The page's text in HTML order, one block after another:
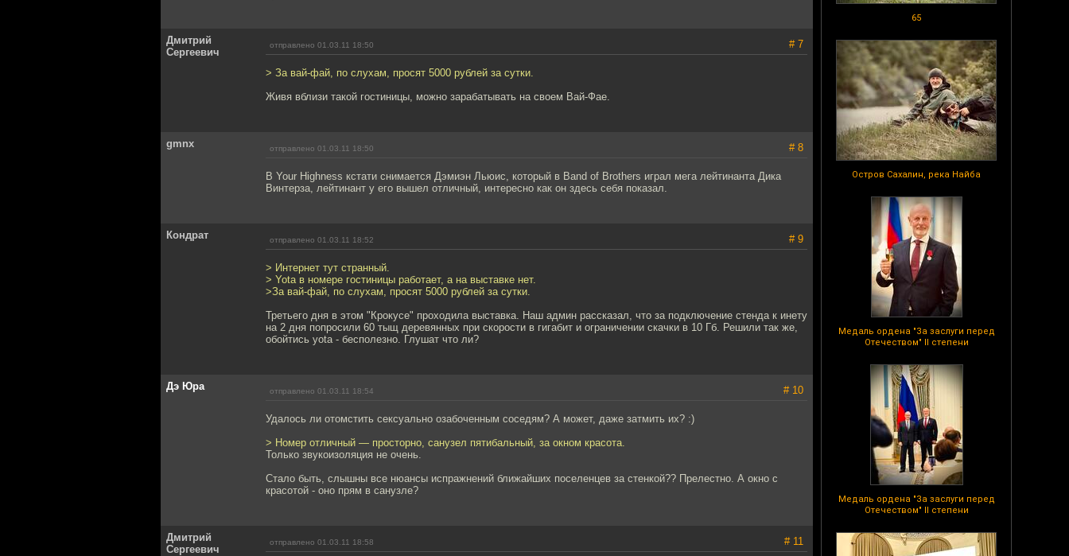
65
Остров Сахалин, река Найба
Медаль ордена "За заслуги перед
Отечеством" II степени
Медаль ордена "За заслуги перед
Отечеством" II степени
Дмитрий
Сергеевич
отправлено 01.03.11 18:50 # 7
> За вай-фай, по слухам, просят 5000 рублей за сутки.
Живя вблизи такой гостиницы, можно зарабатывать на своем Вай-Фае.
gmnx отправлено 01.03.11 18:50 # 8
В Your Highness кстати снимается Дэмиэн Льюис, который в Band of Brothers играл мега лейтинанта Дика
Винтерза, лейтинант у его вышел отличный, интересно как он здесь себя показал.
Кондрат отправлено 01.03.11 18:52 # 9
> Интернет тут странный.
> Yota в номере гостиницы работает, а на выставке нет.
>За вай-фай, по слухам, просят 5000 рублей за сутки.
Третьего дня в этом "Крокусе" проходила выставка. Наш админ рассказал, что за подключение стенда к инету
на 2 дня попросили 60 тыщ деревянных при скорости в гигабит и ограничении скачки в 10 Гб. Решили так же,
обойтись yota - бесполезно. Глушат что ли?
Дэ Юра отправлено 01.03.11 18:54 # 10
Удалось ли отомстить сексуально озабоченным соседям? А может, даже затмить их? :)
> Номер отличный — просторно, санузел пятибальный, за окном красота.
Только звукоизоляция не очень.
Стало быть, слышны все нюансы испражнений ближайших поселенцев за стенкой?? Прелестно. А окно с
красотой - оно прям в санузле?
Дмитрий
Сергеевич
отправлено 01.03.11 18:58 # 11